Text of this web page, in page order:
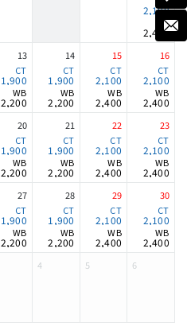
2,100
2,400
13
1,900
2,200
14
1,900
2,200
15
2,100
2,400
16
2,100
2,400
20
1,900
2,200
21
1,900
2,200
22
2,100
2,400
23
2,100
2,400
27
1,900
2,200
28
1,900
2,200
29
2,100
2,400
30
2,100
2,400
4 5 6